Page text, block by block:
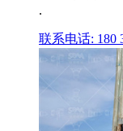
.
联系电话: 180